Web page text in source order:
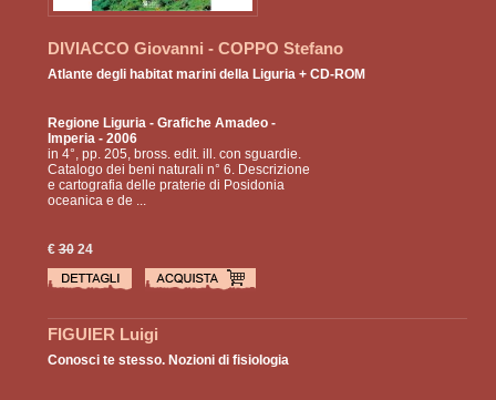
DIVIACCO Giovanni - COPPO Stefano
Atlante degli habitat marini della Liguria + CD-ROM
Regione Liguria - Grafiche Amadeo-
Imperia - 2006
in 4°, pp. 205, bross. edit. ill. con sguardie.
Catalogo dei beni naturali n° 6. Descrizione
e cartografia delle praterie di Posidonia
oceanica e de ...
€3024
FIGUIER Luigi
Conosci te stesso. Nozioni di fisiologia